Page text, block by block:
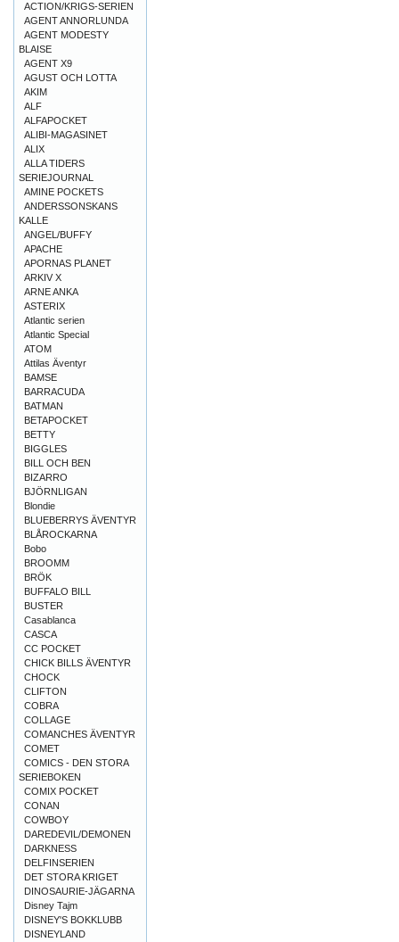
ACTION/KRIGS-SERIEN
AGENT ANNORLUNDA
AGENT MODESTY
BLAISE
AGENT X9
AGUST OCH LOTTA
AKIM
ALF
ALFAPOCKET
ALIBI-MAGASINET
ALIX
ALLA TIDERS
SERIEJOURNAL
AMINE POCKETS
ANDERSSONSKANS
KALLE
ANGEL/BUFFY
APACHE
APORNAS PLANET
ARKIV X
ARNE ANKA
ASTERIX
Atlantic serien
Atlantic Special
ATOM
Attilas Äventyr
BAMSE
BARRACUDA
BATMAN
BETAPOCKET
BETTY
BIGGLES
BILL OCH BEN
BIZARRO
BJÖRNLIGAN
Blondie
BLUEBERRYS ÄVENTYR
BLÅROCKARNA
Bobo
BROOMM
BRÖK
BUFFALO BILL
BUSTER
Casablanca
CASCA
CC POCKET
CHICK BILLS ÄVENTYR
CHOCK
CLIFTON
COBRA
COLLAGE
COMANCHES ÄVENTYR
COMET
COMICS - DEN STORA
SERIEBOKEN
COMIX POCKET
CONAN
COWBOY
DAREDEVIL/DEMONEN
DARKNESS
DELFINSERIEN
DET STORA KRIGET
DINOSAURIE-JÄGARNA
Disney Tajm
DISNEY'S BOKKLUBB
DISNEYLAND